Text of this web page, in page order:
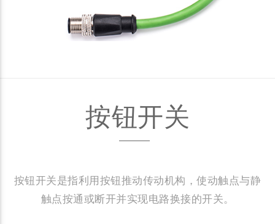
按钮开关
按钮开关是指利用按钮推动传动机构，使动触点与静
触点按通或断开并实现电路换接的开关。